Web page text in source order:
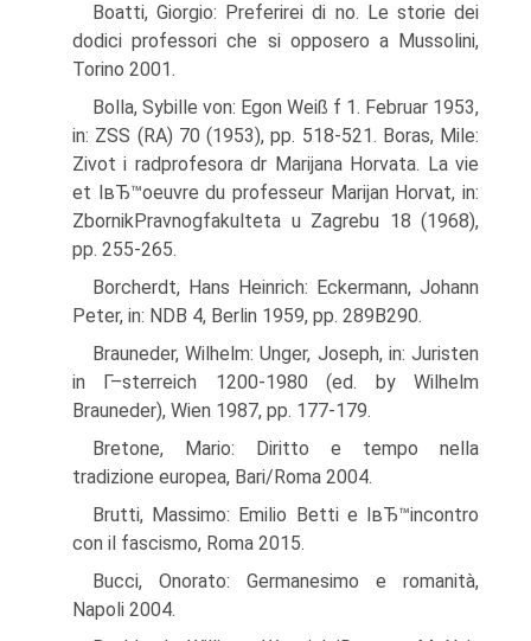
Boatti, Giorgio: Preferirei di no. Le storie dei
dodici professori che si opposero a Mussolini,
Torino 2001.
Bolla, Sybille von: Egon Weiß f 1. Februar 1953,
in: ZSS (RA) 70 (1953), pp. 518-521. Boras, Mile:
Zivot i radprofesora dr Marijana Horvata. La vie
et lвЂ™oeuvre du professeur Marijan Horvat, in:
ZbornikPravnogfakulteta u Zagrebu 18 (1968),
pp. 255-265.
Borcherdt, Hans Heinrich: Eckermann, Johann
Peter, in: NDB 4, Berlin 1959, pp. 289В­290.
Brauneder, Wilhelm: Unger, Joseph, in: Juristen
in Г–sterreich 1200-1980 (ed. by Wilhelm
Brauneder), Wien 1987, pp. 177-179.
Bretone, Mario: Diritto e tempo nella
tradizione europea, Bari/Roma 2004.
Brutti, Massimo: Emilio Betti e lвЂ™incontro
con il fascismo, Roma 2015.
Bucci, Onorato: Germanesimo e romanità,
Napoli 2004.